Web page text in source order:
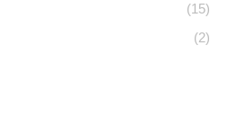
(15)
(2)